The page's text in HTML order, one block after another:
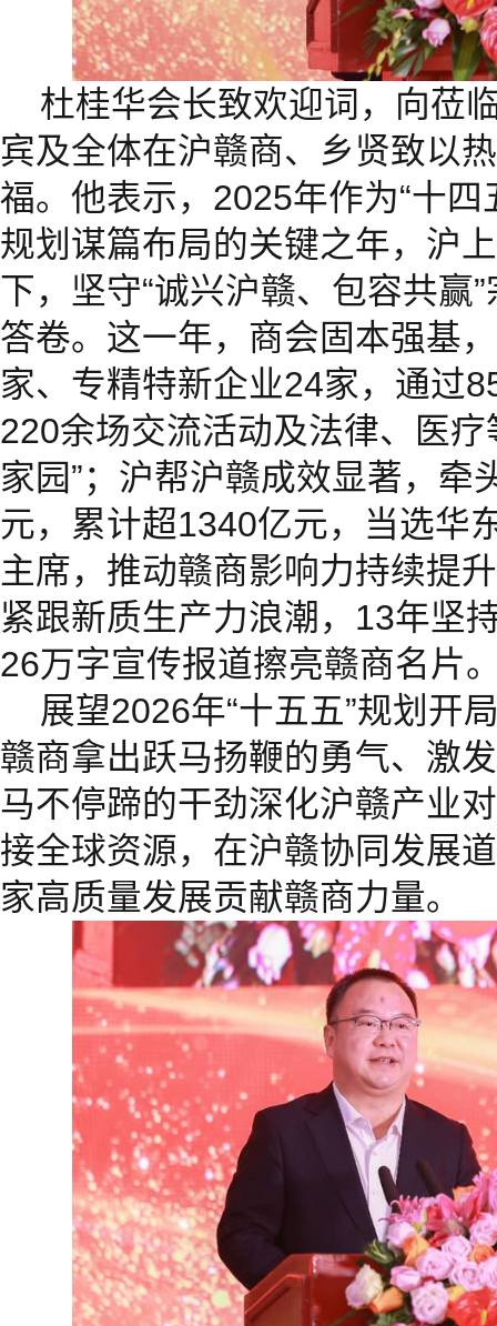
杜桂华会长致欢迎词，向莅
宾及全体在沪赣商、乡贤致以
福。他表示，2025年作为“十四
规划谋篇布局的关键之年，沪
下，坚守“诚兴沪赣、包容共赢
答卷。这一年，商会固本强基
家、专精特新企业24家，通过
220余场交流活动及法律、医
家园”；沪帮沪赣成效显著，牵
元，累计超1340亿元，当选华
主席，推动赣商影响力持续提
紧跟新质生产力浪潮，13年坚
26万字宣传报道擦亮赣商名片
展望2026年“十五五”规划开
赣商拿出跃马扬鞭的勇气、激
马不停蹄的干劲深化沪赣产业
接全球资源，在沪赣协同发展
家高质量发展贡献赣商力量。